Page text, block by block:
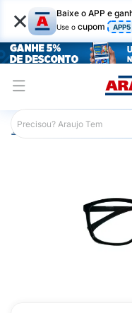
× Baixe o APP e
Use o cupom APP5
Araujo Mercado